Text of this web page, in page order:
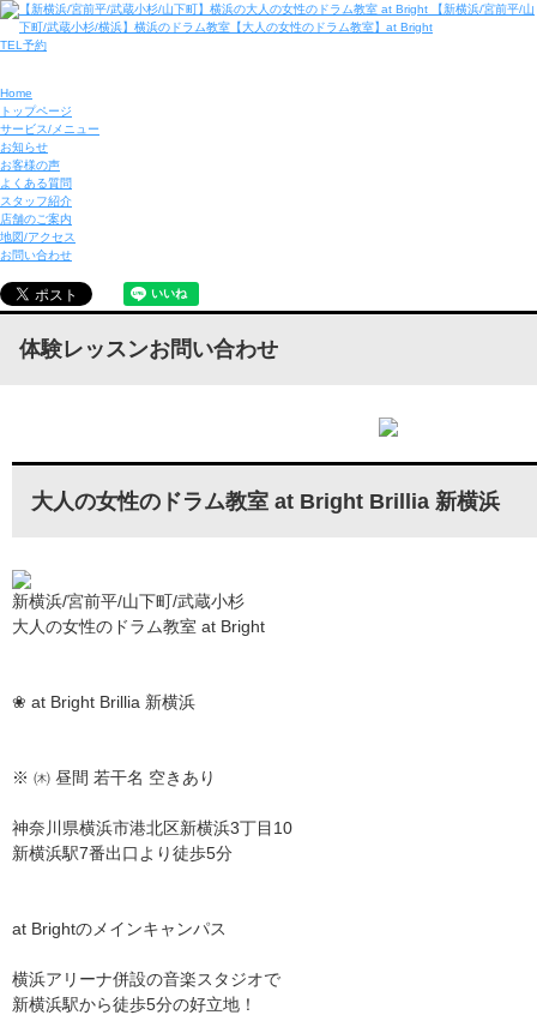
TEL予約
Home
トップページ
サービス/メニュー
お知らせ
お客様の声
よくある質問
スタッフ紹介
店舗のご案内
地図/アクセス
お問い合わせ
体験レッスンお問い合わせ
大人の女性のドラム教室 at Bright Brillia 新横浜
新横浜/宮前平/山下町/武蔵小杉
大人の女性のドラム教室 at Bright
❀ at Bright Brillia 新横浜
※ ㈭ 昼間 若干名 空きあり
神奈川県横浜市港北区新横浜3丁目10
新横浜駅7番出口より徒歩5分
at Brightのメインキャンパス
横浜アリーナ併設の音楽スタジオで
新横浜駅から徒歩5分の好立地！